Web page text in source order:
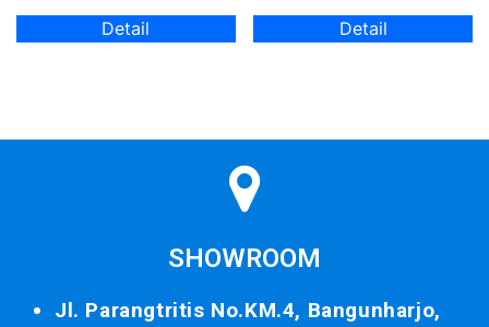
Detail Detail
SHOWROOM
Jl. Parangtritis No.KM.4, Bangunharjo,